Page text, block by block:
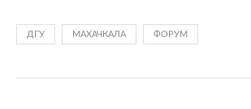
ДГУ МАХАЧКАЛА ФОРУМ